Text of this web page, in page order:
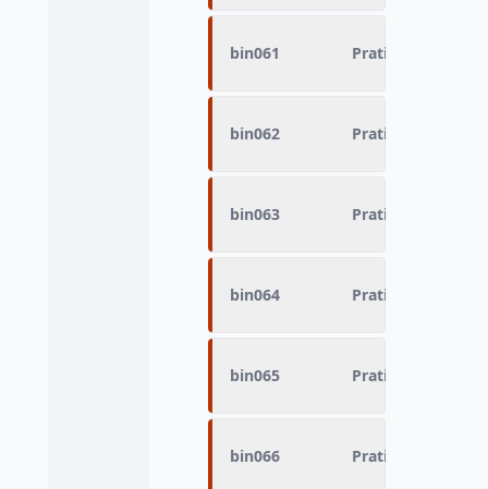
bin061 Pratique du
bin062 Pratique du
bin063 Pratique du sport
bin064 Pratique du sport
bin065 Pratique du
bin066 Pratique du